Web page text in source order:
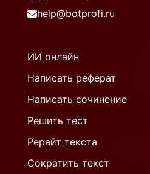
help@botprofi.ru
ИИ онлайн
Написать реферат
Написать сочинение
Решить тест
Рерайт текста
Сократить текст